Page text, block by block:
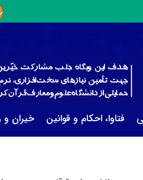
فتاوا، احکام و قوانین خیران و